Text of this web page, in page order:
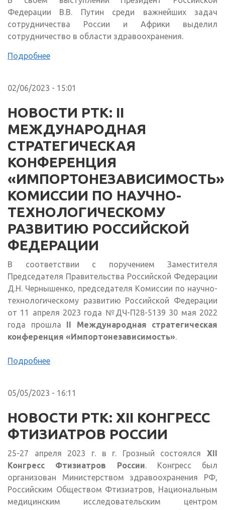
Федерации В.В. Путин среди важнейших задач
сотрудничества России и Африки выделил
сотрудничество в области здравоохранения.
Подробнее
02/06/2023 - 15:01
НОВОСТИ РТК: II
МЕЖДУНАРОДНАЯ
СТРАТЕГИЧЕСКАЯ
КОНФЕРЕНЦИЯ
«ИМПОРТОНЕЗАВИСИМОСТЬ»
КОМИССИИ ПО НАУЧНО-
ТЕХНОЛОГИЧЕСКОМУ
РАЗВИТИЮ РОССИЙСКОЙ
ФЕДЕРАЦИИ
В соответствии с поручением Заместителя
Председателя Правительства Российской Федерации
Д.Н. Чернышенко, председателя Комиссии по научно-
технологическому развитию Российской Федерации
от 11 апреля 2023 года №ДЧ-П28-5139 30 мая 2022
года прошла II Международная стратегическая
конференция «Импортонезависимость».
Подробнее
05/05/2023 - 16:11
НОВОСТИ РТК: XII КОНГРЕСС
ФТИЗИАТРОВ РОССИИ
25-27 апреля 2023 г. в г. Грозный состоялся XII
Конгресс Фтизиатров России. Конгресс был
организован Министерством здравоохранения РФ,
Российским Обществом Фтизиатров, Национальным
медицинским исследовательским центром